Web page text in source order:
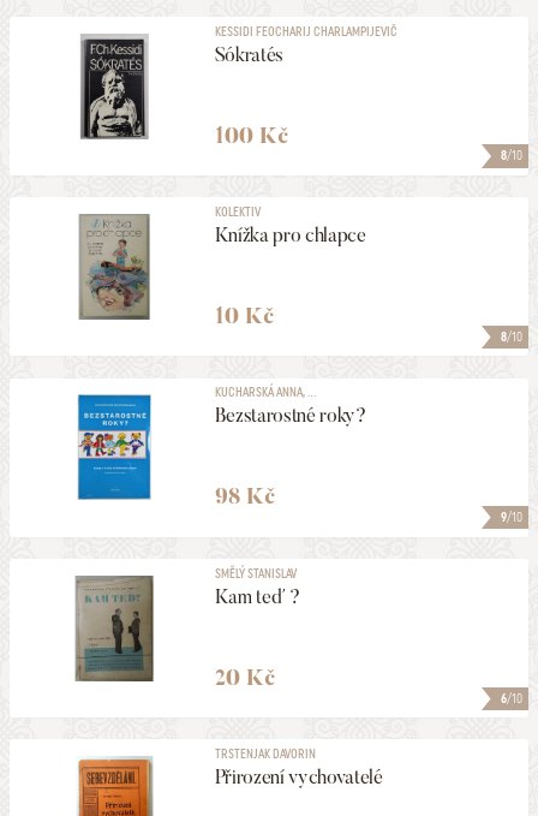
8/10
KESSIDI FEOCHARIJ CHARLAMPIJEVIČ
Sókratés
100 Kč
8/10
KOLEKTIV
Knížka pro chlapce
10 Kč
9/10
KUCHARSKÁ ANNA, ...
Bezstarostné roky?
98 Kč
6/10
SMĚLÝ STANISLAV
Kam teď ?
20 Kč
TRSTENJAK DAVORIN
Přirození vychovatelé